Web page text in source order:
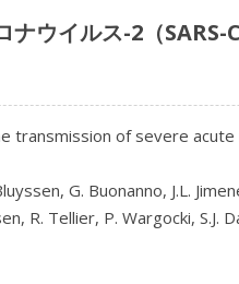
ナウイルス-2（
transmission of severe
G. Buonanno, J.L.
R. Tellier, P. Wargocki, S.J.